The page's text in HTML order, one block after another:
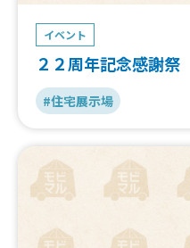
イベント
２２周年記念感謝祭
#住宅展示場